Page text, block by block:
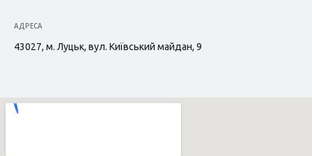
АДРЕСА
43027, м. Луцьк, вул. Київський майдан, 9